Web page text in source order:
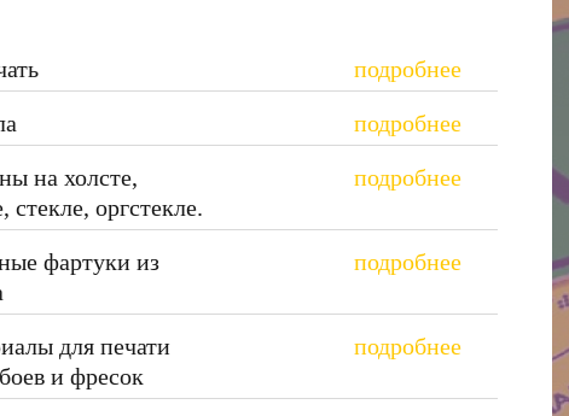
на холсте,
стекле, оргстекле.
фартуки из
для печати
и фресок